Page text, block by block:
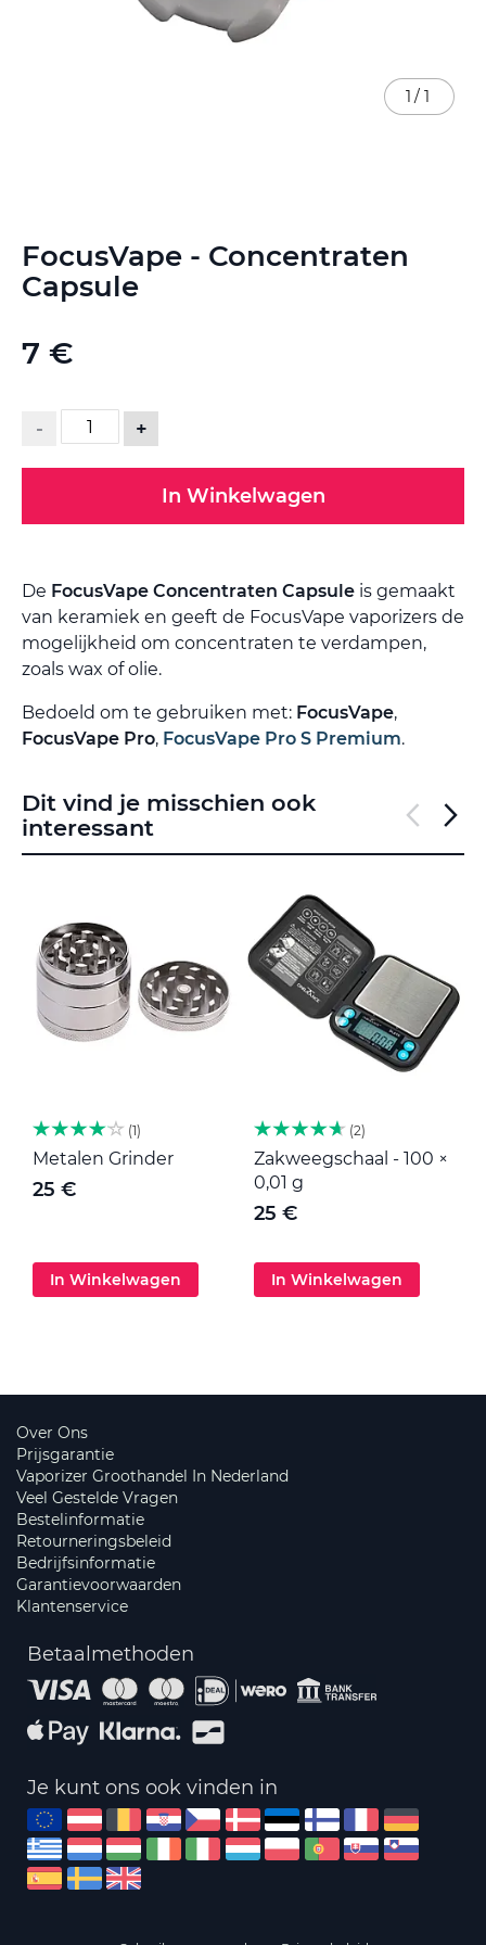
FocusVape - Concentraten
Capsule
7 €
- +
In Winkelwagen
De FocusVape Concentraten Capsule is gemaakt
van keramiek en geeft de FocusVape vaporizers de
mogelijkheid om concentraten te verdampen,
zoals wax of olie.
Bedoeld om te gebruiken met: FocusVape,
FocusVape Pro, FocusVape Pro S Premium.
1 / 1
naar
het
begin
de
afbeeldingen-
Dit vind je misschien ook
interessant
1
Metalen Grinder
25 €
In Winkelwagen
2
Zakweegschaal - 100 ×
0,01 g
25 €
In Winkelwagen
Over Ons
Prijsgarantie
Vaporizer Groothandel In Nederland
Veel Gestelde Vragen
Bestelinformatie
Retourneringsbeleid
Bedrijfsinformatie
Garantievoorwaarden
Klantenservice
Betaalmethoden
Je kunt ons ook vinden in